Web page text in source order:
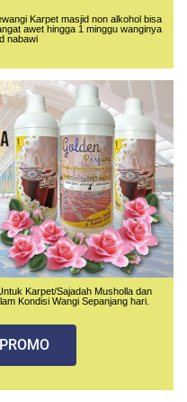
Karpet masjid non alkohol bisa
awet hingga 1 minggu wanginya
nabawi
Karpet/Sajadah Musholla dan
Kondisi Wangi Sepanjang hari.